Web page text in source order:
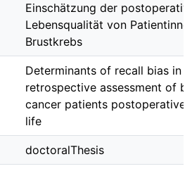
Einschätzung der
Lebensqualität von
Brustkrebs
Determinants of recall bias in
retrospective assessment of
cancer patients postoperative
life
doctoralThesis